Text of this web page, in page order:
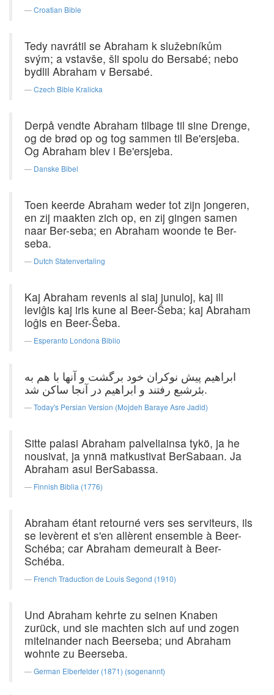
Croatian Bible
Tedy navrátil se Abraham k služebníkům
svým; a vstavše, šli spolu do Bersabé; nebo
bydlil Abraham v Bersabé.
Czech Bible Kralicka
Derpå vendte Abraham tilbage til sine Drenge,
og de brød op og tog sammen til Be'ersjeba.
Og Abraham blev i Be'ersjeba.
Danske Bibel
Toen keerde Abraham weder tot zijn jongeren,
en zij maakten zich op, en zij gingen samen
naar Ber-seba; en Abraham woonde te Ber-
seba.
Dutch Statenvertaling
Kaj Abraham revenis al siaj junuloj, kaj ili
leviĝis kaj iris kune al Beer-Ŝeba; kaj Abraham
loĝis en Beer-Ŝeba.
Esperanto Londona Biblio
ابراهیم ‌پیش ‌نوكران ‌خود برگشت ‌و آنها با هم ‌به
‌بئرشبع‌ رفتند و ابراهیم‌ در آنجا ساكن ‌شد.
Today's Persian Version (Mojdeh Baraye Asre Jadid)
Sitte palasi Abraham palveliainsa tykö, ja he
nousivat, ja ynnä matkustivat BerSabaan. Ja
Abraham asui BerSabassa.
Finnish Biblia (1776)
Abraham étant retourné vers ses serviteurs, ils
se levèrent et s'en allèrent ensemble à Beer-
Schéba; car Abraham demeurait à Beer-
Schéba.
French Traduction de Louis Segond (1910)
Und Abraham kehrte zu seinen Knaben
zurück, und sie machten sich auf und zogen
miteinander nach Beerseba; und Abraham
wohnte zu Beerseba.
German Elberfelder (1871) (sogenannt)